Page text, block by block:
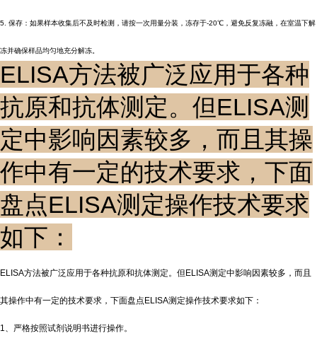
5. 保存：如果样本收集后不及时检测，请按一次用量分装，冻存于-20℃，避免反复冻融，在室温下解
冻并确保样品均匀地充分解冻。
ELISA方法被广泛应用于各种
抗原和抗体测定。但ELISA测
定中影响因素较多，而且其操
作中有一定的技术要求，下面
盘点ELISA测定操作技术要求
如下：
ELISA方法被广泛应用于各种抗原和抗体测定。但ELISA测定中影响因素较多，而且
其操作中有一定的技术要求，下面盘点ELISA测定操作技术要求如下：
1、严格按照试剂说明书进行操作。